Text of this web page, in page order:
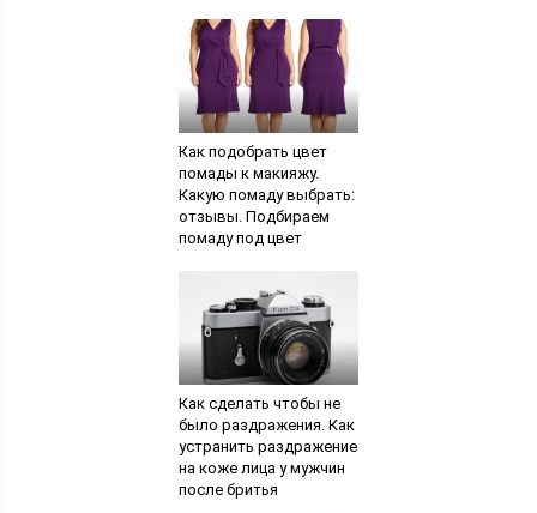
Как подобрать цвет
помады к макияжу.
Какую помаду выбрать:
отзывы. Подбираем
помаду под цвет
Как сделать чтобы не
было раздражения. Как
устранить раздражение
на коже лица у мужчин
после бритья